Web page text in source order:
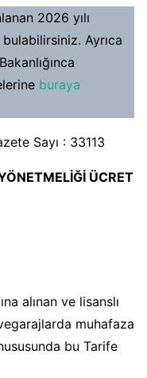
2026 yılı
Ayrıca
buraya
Sayı : 33113
ÜCRET
alınan ve lisanslı
muhafaza
bu Tarife